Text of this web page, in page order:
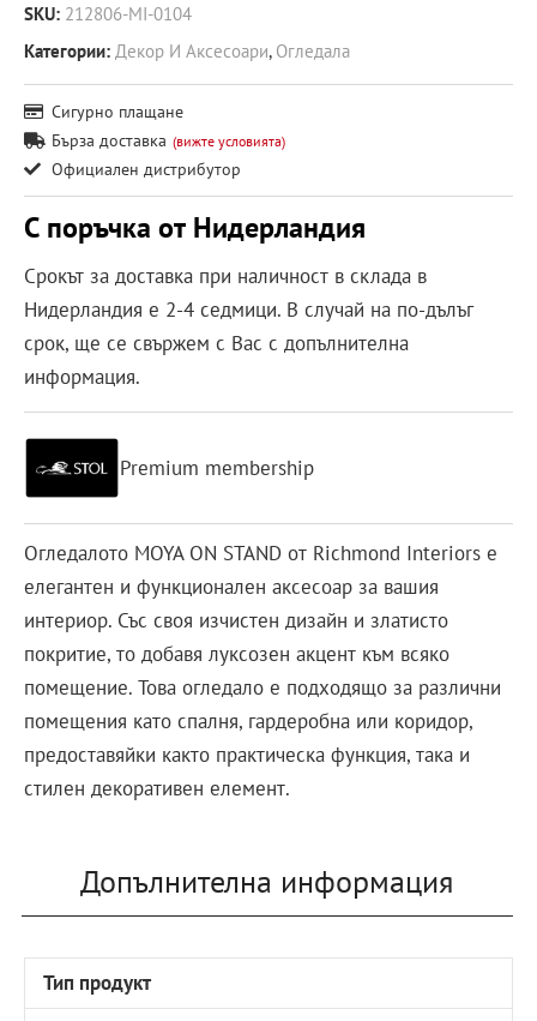
SKU: 212806-MI-0104
Категории: Декор И Аксесоари, Огледала
Сигурно плащане
Бърза доставка (вижте условията)
Официален дистрибутор
С поръчка от Нидерландия
Срокът за доставка при наличност в склада в
Нидерландия е 2-4 седмици. В случай на по-дълъг
срок, ще се свържем с Вас с допълнителна
информация.
Premium membership
Огледалото MOYA ON STAND от Richmond Interiors е
елегантен и функционален аксесоар за вашия
интериор. Със своя изчистен дизайн и златисто
покритие, то добавя луксозен акцент към всяко
помещение. Това огледало е подходящо за различни
помещения като спалня, гардеробна или коридор,
предоставяйки както практическа функция, така и
стилен декоративен елемент.
Допълнителна информация
Тип продукт